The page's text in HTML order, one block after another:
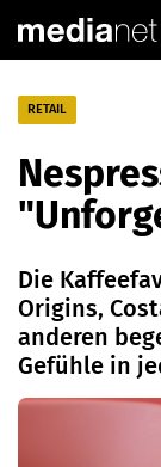
RETAIL
Die
Origins,
anderen
Gefühle in